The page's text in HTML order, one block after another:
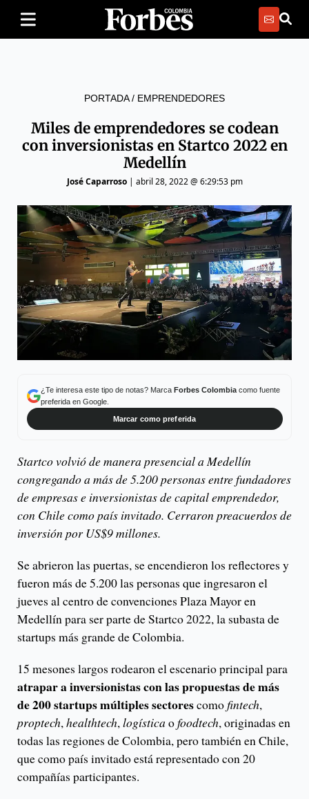
PORTADA/ EMPRENDEDORES
Miles de emprendedores se codean
con inversionistas en Startco 2022 en
Medellín
José Caparroso| abril 28, 2022 @ 6:29:53 pm
¿Te interesa este tipo de notas? Marca Forbes Colombiacomo fuente
preferida en Google.
Marcar como preferida
Startco volvió de manera presencial a Medellín
congregando a más de 5.200 personas entre fundadores
de empresas e inversionistas de capital emprendedor,
con Chile como país invitado. Cerraron preacuerdos de
inversión por US$9 millones.
Se abrieron las puertas, se encendieron los reflectores y
fueron más de 5.200 las personas que ingresaron el
jueves al centro de convenciones Plaza Mayor en
Medellín para ser parte de Startco 2022, la subasta de
startups más grande de Colombia.
15 mesones largos rodearon el escenario principal para
atrapar a inversionistas con las propuestas de más
de 200 startups múltiples sectorescomofintech,
proptech,healthtech,logísticaofoodtech, originadas en
todas las regiones de Colombia, pero también en Chile,
que como país invitado está representado con 20
compañías participantes.